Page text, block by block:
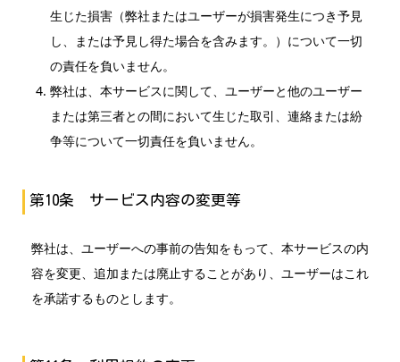
生じた損害（弊社またはユーザーが損害発生につき予見
し、または予見し得た場合を含みます。）について一切
の責任を負いません。
弊社は、本サービスに関して、ユーザーと他のユーザー
または第三者との間において生じた取引、連絡または紛
争等について一切責任を負いません。
第10条 サービス内容の変更等
弊社は、ユーザーへの事前の告知をもって、本サービスの内
容を変更、追加または廃止することがあり、ユーザーはこれ
を承諾するものとします。